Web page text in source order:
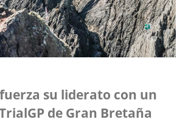
su liderato con un
de Gran Bretaña